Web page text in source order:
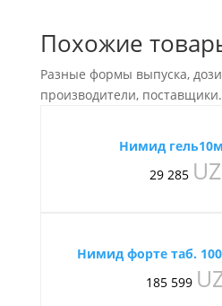
Похожие
Разные формы выпуска,
производители, поставщики.
Нимид
29 285
Нимид форте таб.
185 599